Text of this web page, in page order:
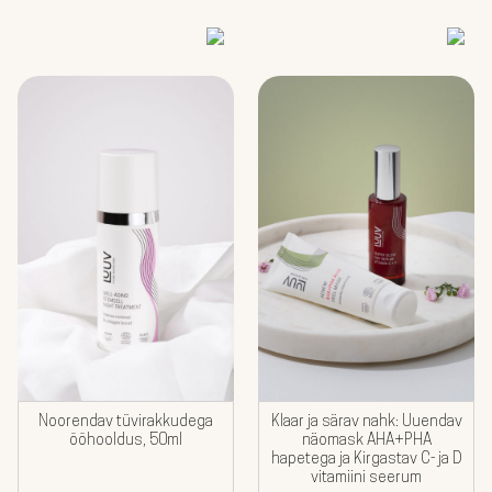
Noorendav tüvirakkudega
ööhooldus, 50ml
Klaar ja särav nahk: Uuendav
näomask AHA+PHA
hapetega ja Kirgastav C- ja D
vitamiini seerum